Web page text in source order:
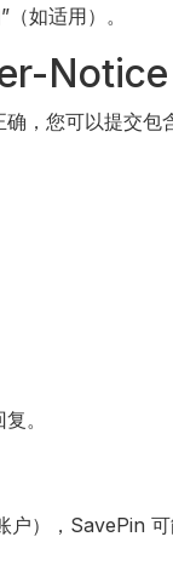
如适用）。
Notice
，您可以提交包
。
户），SavePin 可